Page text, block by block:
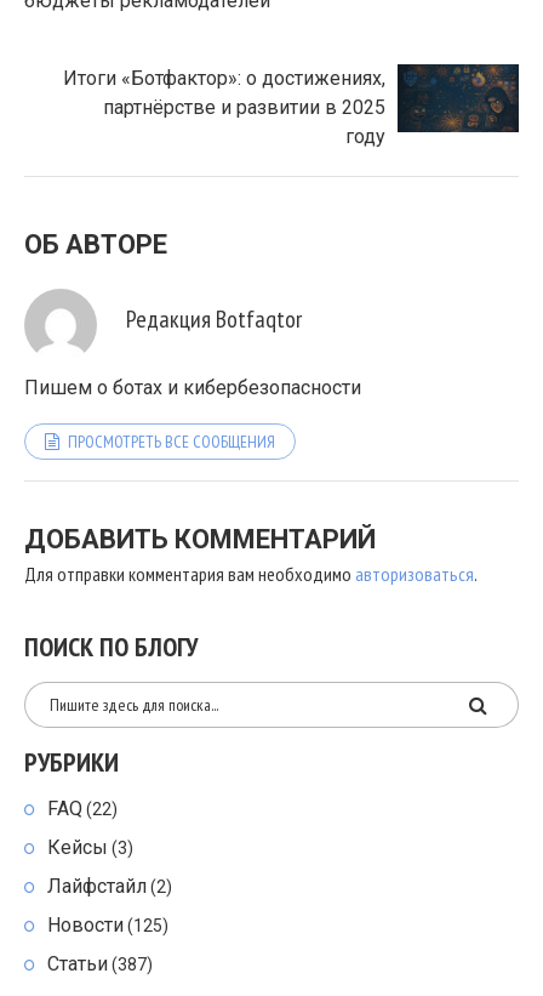
Итоги «Ботфактор»: о достижениях,
партнёрстве и развитии в 2025
году
ОБ АВТОРЕ
Редакция Botfaqtor
Пишем о ботах и кибербезопасности
ПРОСМОТРЕТЬ ВСЕ СООБЩЕНИЯ
ДОБАВИТЬ КОММЕНТАРИЙ
Для отправки комментария вам необходимо авторизоваться.
ПОИСК ПО БЛОГУ
РУБРИКИ
FAQ (22)
Кейсы (3)
Лайфстайл(2)
Новости(125)
Статьи(387)